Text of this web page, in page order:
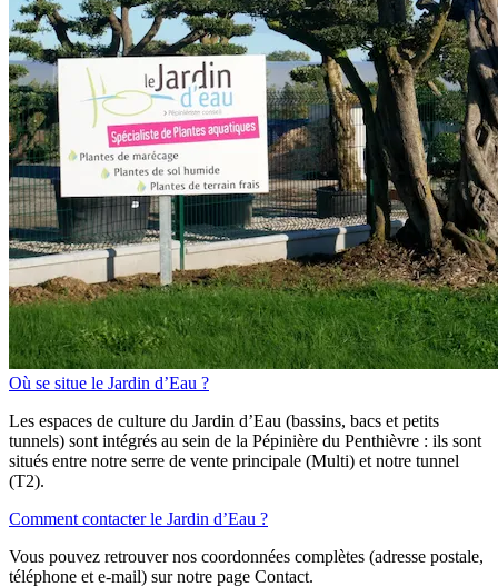
Où se situe le Jardin d’Eau ?
Les espaces de culture du Jardin d’Eau (bassins, bacs et petits
tunnels) sont intégrés au sein de la Pépinière du Penthièvre : ils sont
situés entre notre serre de vente principale (Multi) et notre tunnel
(T2).
Comment contacter le Jardin d’Eau ?
Vous pouvez retrouver nos coordonnées complètes (adresse postale,
téléphone et e-mail) sur notre page Contact.